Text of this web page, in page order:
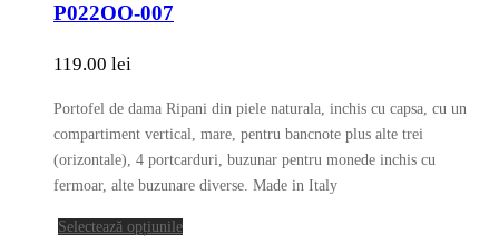
pot
fi
alese
în
P022OO-007
119.00 lei
Portofel de dama Ripani din piele naturala, inchis cu capsa, cu un
compartiment vertical, mare, pentru bancnote plus alte trei
(orizontale), 4 portcarduri, buzunar pentru monede inchis cu
fermoar, alte buzunare diverse. Made in Italy
Selectează opțiunileAcest